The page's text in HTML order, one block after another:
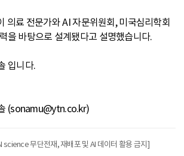
의료 전문가와 AI 자문위원회, 미국심리학회
을 바탕으로 설계됐다고 설명했습니다.
입니다.
(sonamu@ytn.co.kr)
science 무단전재, 재배포 및 AI 데이터 활용 금지]